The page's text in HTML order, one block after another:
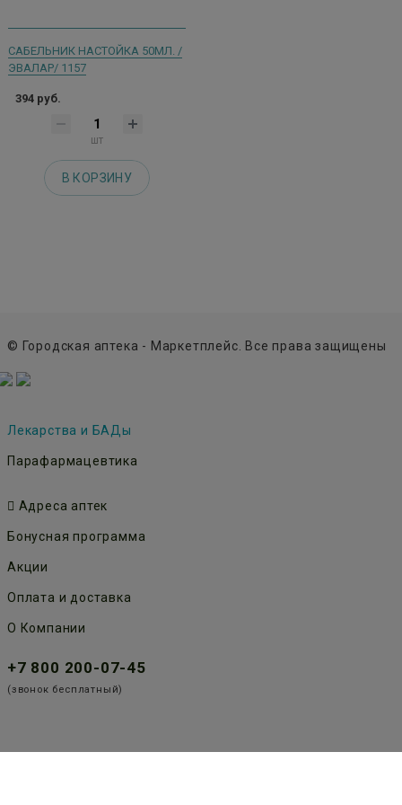
САБЕЛЬНИК НАСТОЙКА 50МЛ. /
ЭВАЛАР/ 1157
394 руб.
шт
В КОРЗИНУ
© Городская аптека - Маркетплейс. Все права защищены
Лекарства и БАДы
Парафармацевтика
Адреса аптек
Бонусная программа
Акции
Оплата и доставка
О Компании
+7 800 200-07-45
(звонок бесплатный)